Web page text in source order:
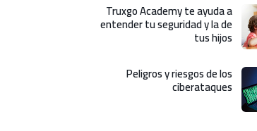
Truxgo Academy te ayuda a
entender tu seguridad y la de
tus hijos
Peligros y riesgos de los
ciberataques